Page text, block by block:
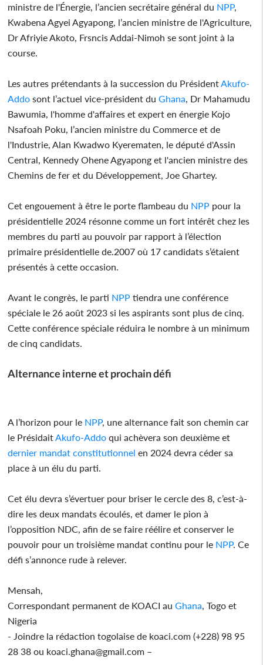
ministre de l'Énergie, l’ancien secrétaire général du NPP,
Kwabena Agyei Agyapong, l’ancien ministre de l'Agriculture,
Dr Afriyie Akoto, Frsncis Addai-Nimoh se sont joint à la
course.
Les autres prétendants à la succession du PrésidentAkufo-
Addo sont l’actuel vice-président duGhana, Dr Mahamudu
Bawumia, l'homme d'affaires et expert en énergie Kojo
Nsafoah Poku, l’ancien ministre du Commerce et de
l'Industrie, Alan Kwadwo Kyerematen, le député d'Assin
Central, Kennedy Ohene Agyapong et l'ancien ministre des
Chemins de fer et du Développement, Joe Ghartey.
Cet engouement à être le porte flambeau du NPP pour la
présidentielle 2024 résonne comme un fort intérêt chez les
membres du parti au pouvoir par rapport à l’élection
primaire présidentielle de.2007 où 17 candidats s’étaient
présentés à cette occasion.
Avant le congrès, le parti NPP tiendra une conférence
spéciale le 26 août 2023 si les aspirants sont plus de cinq.
Cette conférence spéciale réduira le nombre à un minimum
de cinq candidats.
Alternance interne et prochain défi
A l’horizon pour le NPP, une alternance fait son chemin car
le PrésidaitAkufo-Addo qui achèvera son deuxième et
dernier mandat constitutionnel en 2024 devra céder sa
place à un élu du parti.
Cet élu devra s’évertuer pour briser le cercle des 8, c’est-à-
dire les deux mandats écoulés, et damer le pion à
l’opposition NDC, afin de se faire réélire et conserver le
pouvoir pour un troisième mandat continu pour le NPP. Ce
défi s’annonce rude à relever.
Mensah,
Correspondant permanent de KOACI auGhana, Togo et
Nigeria
- Joindre la rédaction togolaise de koaci.com (+228) 98 95
28 38 ou koaci.ghana@gmail.com –